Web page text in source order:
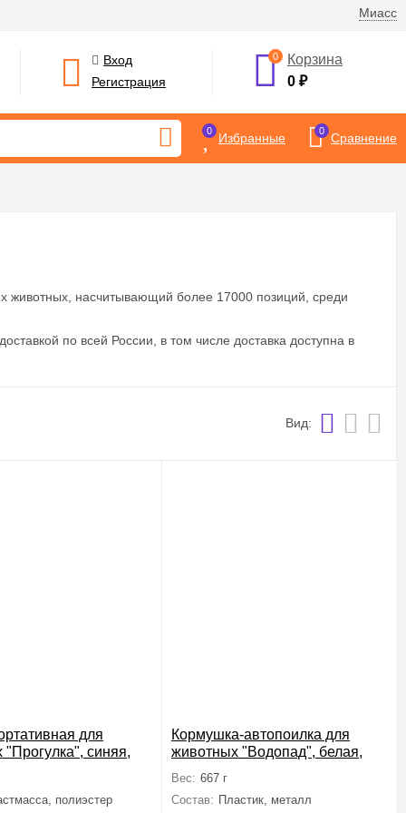
Миасс
Вход
Регистрация
0
Корзина
0₽
0 Избранные 0 Сравнение
животных, насчитывающий более 17000 позиций, среди
по всей России, в том числе доставка доступна в
Вид:
для
синяя,
полиэстер
Кормушка-автопоилка для
животных "Водопад", белая,
Вес: 667 г
Состав: Пластик, металл